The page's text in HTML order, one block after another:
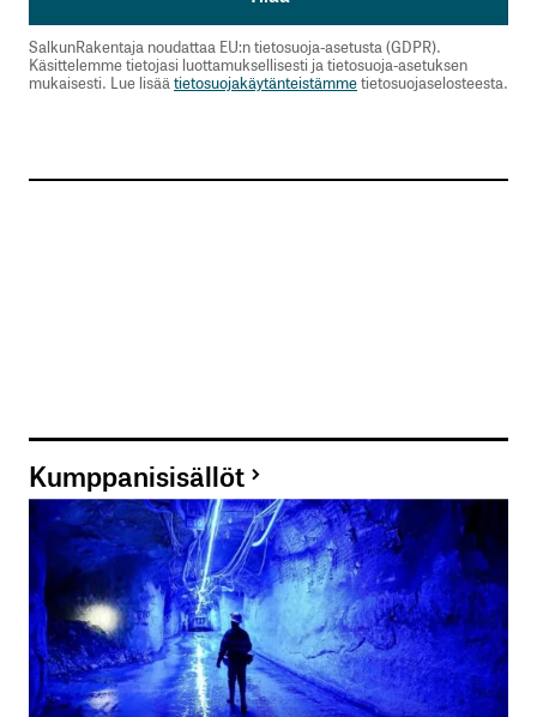
SalkunRakentaja noudattaa EU:n tietosuoja-asetusta (GDPR).
Käsittelemme tietojasi luottamuksellisesti ja tietosuoja-asetuksen
mukaisesti. Lue lisää tietosuojakäytänteistämmetietosuojaselosteesta.
Kumppanisisällöt